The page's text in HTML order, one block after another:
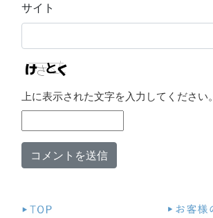
サイト
上に表示された文字を入力してください。